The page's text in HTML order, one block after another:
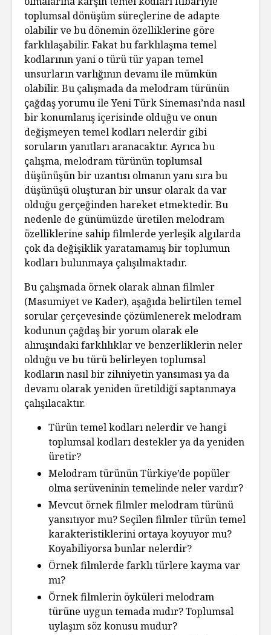
toplumsal dönüşüm süreçlerine de adapte
olabilir ve bu dönemin özelliklerine göre
farklılaşabilir. Fakat bu farklılaşma temel
kodlarının yani o türü tür yapan temel
unsurların varlığının devamı ile mümkün
olabilir. Bu çalışmada da melodram türünün
çağdaş yorumu ile Yeni Türk Sineması’nda nasıl
bir konumlanış içerisinde olduğu ve onun
değişmeyen temel kodları nelerdir gibi
soruların yanıtları aranacaktır. Ayrıca bu
çalışma, melodram türünün toplumsal
düşünüşün bir uzantısı olmanın yanı sıra bu
düşünüşü oluşturan bir unsur olarak da var
olduğu gerçeğinden hareket etmektedir. Bu
nedenle de günümüzde üretilen melodram
özelliklerine sahip filmlerde yerleşik algılarda
çok da değişiklik yaratamamış bir toplumun
kodları bulunmaya çalışılmaktadır.
Bu çalışmada örnek olarak alınan filmler
(Masumiyet ve Kader), aşağıda belirtilen temel
sorular çerçevesinde çözümlenerek melodram
kodunun çağdaş bir yorum olarak ele
alınışındaki farklılıklar ve benzerliklerin neler
olduğu ve bu türü belirleyen toplumsal
kodların nasıl bir zihniyetin yansıması ya da
devamı olarak yeniden üretildiği saptanmaya
çalışılacaktır.
Türün temel kodları nelerdir ve hangi
toplumsal kodları destekler ya da yeniden
üretir?
Melodram türünün Türkiye’de popüler
olma serüveninin temelinde neler vardır?
Mevcut örnek filmler melodram türünü
yansıtıyor mu? Seçilen filmler türün temel
karakteristiklerini ortaya koyuyor mu?
Koyabiliyorsa bunlar nelerdir?
Örnek filmlerde farklı türlere kayma var
mı?
Örnek filmlerin öyküleri melodram
türüne uygun temada mıdır? Toplumsal
uylaşım söz konusu mudur?